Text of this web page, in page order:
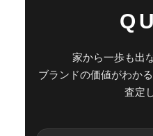
家から一歩も出
ブランドの価値がわか
査定